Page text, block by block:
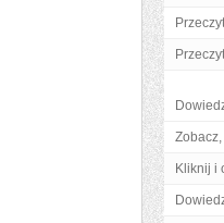
Zobacz,
Kliknij i